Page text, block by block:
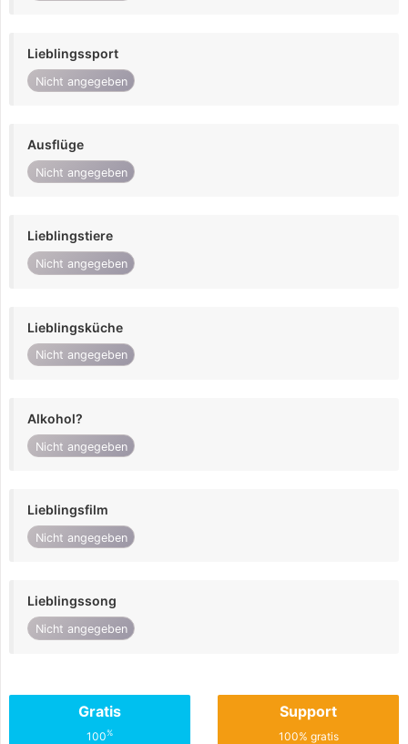
Lieblingssport
Nicht angegeben
Ausflüge
Nicht angegeben
Lieblingstiere
Nicht angegeben
Lieblingsküche
Nicht angegeben
Alkohol?
Nicht angegeben
Lieblingsfilm
Nicht angegeben
Lieblingssong
Nicht angegeben
Gratis
100%
Support
100% gratis